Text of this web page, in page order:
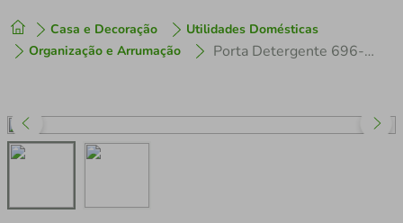
Casa e Decoração
Utilidades Domésticas
Organização e Arrumação
Porta Detergente 696-12 Modelo 2 - Top Line
1º tenis
3º perfume